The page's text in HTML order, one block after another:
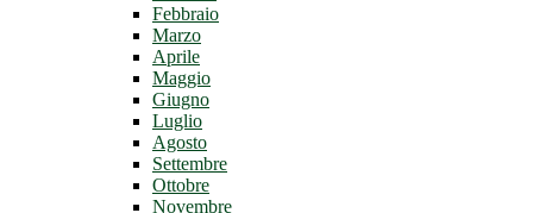
Febbraio
Marzo
Aprile
Maggio
Giugno
Luglio
Agosto
Settembre
Ottobre
Novembre